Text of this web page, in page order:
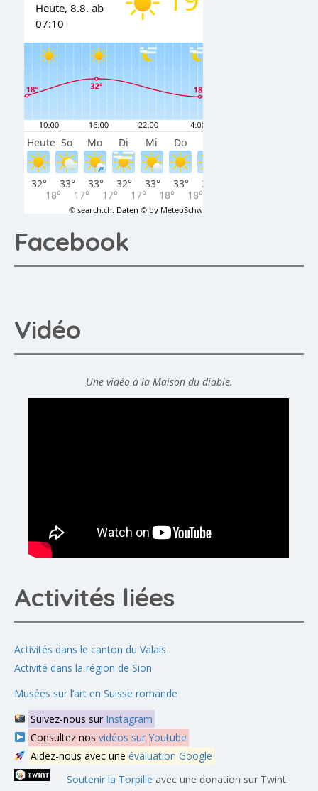
Facebook
Vidéo
Une vidéo à la Maison du diable.
Activités liées
Activités dans le canton du Valais
Activité dans la région de Sion
Musées sur l’art en Suisse romande
Suivez-nous sur Instagram
Consultez nos vidéos sur Youtube
Aidez-nous avec une évaluation Google
Soutenir la Torpille avec une donation sur Twint.